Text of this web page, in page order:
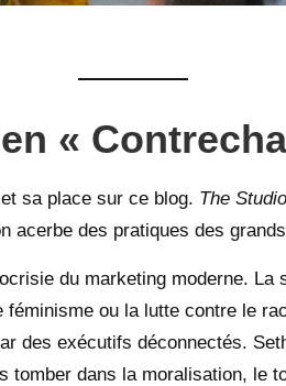
«
sa place sur ce blog. The Studio
acerbe des pratiques des
du marketing moderne.
ou la lutte contre le
des exécutifs déconnectés.
tomber dans la moralisation, le